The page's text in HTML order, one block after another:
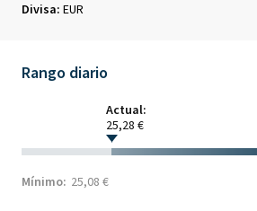
Divisa: EUR
Rango diario
Actual:
25,28 €
Mínimo: 25,08 €